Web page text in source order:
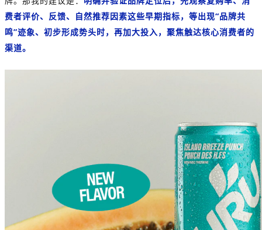
费者评价、反馈、自然推荐因素这些早期指标，等出现“品牌共
鸣”迹象、初步形成势头时，再加大投入，聚焦触达核心消费者的
渠道。